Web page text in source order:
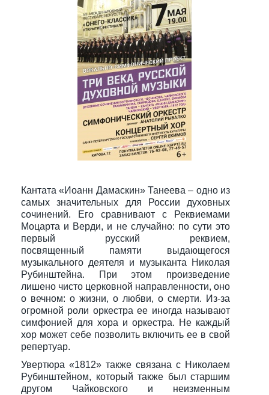
Кантата «Иоанн Дамаскин» Танеева – одно из
самых значительных для России духовных
сочинений. Его сравнивают с Реквиемами
Моцарта и Верди, и не случайно: по сути это
первый русский реквием,
посвященный памяти выдающегося
музыкального деятеля и музыканта Николая
Рубинштейна. При этом произведение
лишено чисто церковной направленности, оно
о вечном: о жизни, о любви, о смерти. Из-за
огромной роли оркестра ее иногда называют
симфонией для хора и оркестра. Не каждый
хор может себе позволить включить ее в свой
репертуар.
Увертюра «1812» также связана с Николаем
Рубинштейном, который также был старшим
другом Чайковского и неизменным